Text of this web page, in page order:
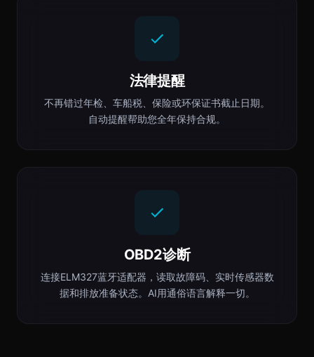
法律提醒
不再错过年检、车船税、保险或环保证书截止日期。
自动提醒帮助您全年保持合规。
OBD2诊断
连接ELM327蓝牙适配器，读取故障码、实时传感器数
据和排放准备状态。AI用通俗语言解释一切。